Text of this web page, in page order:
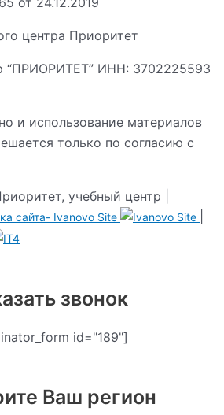
“ПРИОРИТЕТ” ИНН: 3702225593
и использование материалов
только по согласию с
учебный центр |
сайта- Ivanovo Site
звонок
id="189"]
Ваш регион